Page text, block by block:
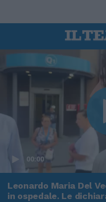
00:00
Leonardo Maria Del
in ospedale. Le